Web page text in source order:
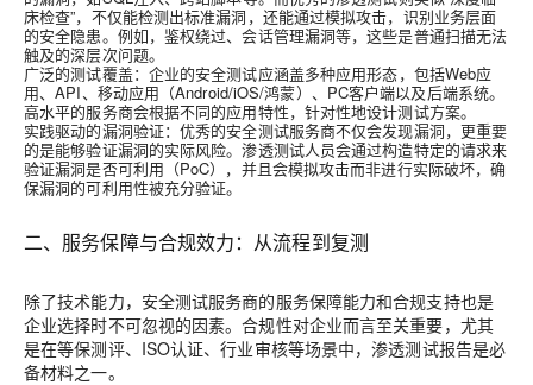
床检查”，不仅能检测出标准漏洞，还能通过模拟攻击，识别业务层面
的安全隐患。例如，鉴权绕过、会话管理漏洞等，这些是普通扫描无法
触及的深层次问题。
广泛的测试覆盖：企业的安全测试应涵盖多种应用形态，包括Web应
用、API、移动应用（Android/iOS/鸿蒙）、PC客户端以及后端系统。
高水平的服务商会根据不同的应用特性，针对性地设计测试方案。
实践驱动的漏洞验证：优秀的安全测试服务商不仅会发现漏洞，更重要
的是能够验证漏洞的实际风险。渗透测试人员会通过构造特定的请求来
验证漏洞是否可利用（PoC），并且会模拟攻击而非进行实际破坏，确
保漏洞的可利用性被充分验证。
二、服务保障与合规效力：从流程到复测
除了技术能力，安全测试服务商的服务保障能力和合规支持也是
企业选择时不可忽视的因素。合规性对企业而言至关重要，尤其
是在等保测评、ISO认证、行业审核等场景中，渗透测试报告是必
备材料之一。